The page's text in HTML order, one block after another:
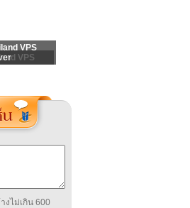
VPS
VPS
งไม่เกิน 600